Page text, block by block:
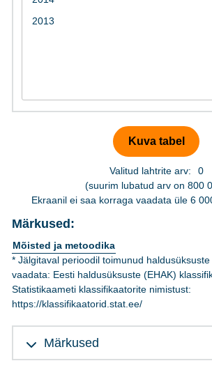
Valitud lahtrite arv:
0
(suurim lubatud arv on 800
Ekraanil ei saa korraga vaadata üle 6
Märkused:
Mõisted ja metoodika
* Jälgitaval perioodil toimunud
vaadata: Eesti haldusüksuste (EHAK)
Statistikaameti klassifikaatorite nimistust:
https://klassifikaatorid.stat.ee/
Märkused